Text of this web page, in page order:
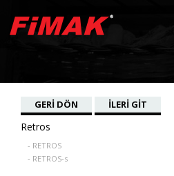
GERİ DÖN İLERİ GİT
Retros
- RETROS
- RETROS-s